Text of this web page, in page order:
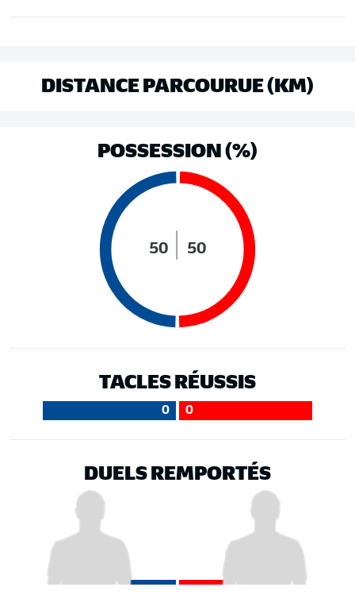
DISTANCE PARCOURUE (KM)
POSSESSION (%)
50 50
TACLES RÉUSSIS
0 0
DUELS REMPORTÉS